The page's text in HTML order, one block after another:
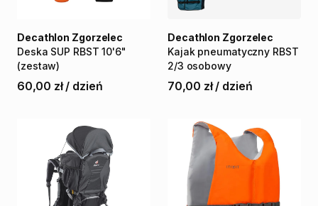
Deska SUP RBST 10'6"
(zestaw)
Decathlon Zgorzelec
60,00 zł / dzień
Kajak pneumatyczny RBST
2​/​3 osobowy
Decathlon Zgorzelec
70,00 zł / dzień